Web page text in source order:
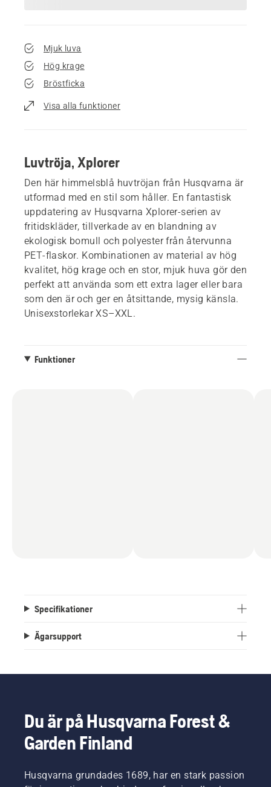
Mjuk luva
Hög krage
Bröstficka
Visa alla funktioner
Luvtröja, Xplorer
Den här himmelsblå huvtröjan från Husqvarna är
utformad med en stil som håller. En fantastisk
uppdatering av Husqvarna Xplorer-serien av
fritidskläder, tillverkade av en blandning av
ekologisk bomull och polyester från återvunna
PET-flaskor. Kombinationen av material av hög
kvalitet, hög krage och en stor, mjuk huva gör den
perfekt att använda som ett extra lager eller bara
som den är och ger en åtsittande, mysig känsla.
Unisexstorlekar XS–XXL.
Funktioner
Specifikationer
Ägarsupport
Du är på Husqvarna Forest &
Garden Finland
Husqvarna grundades 1689, har en stark passion